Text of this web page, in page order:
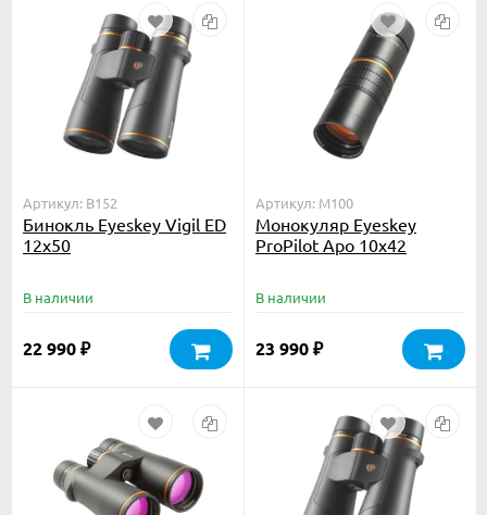
Артикул: B152
Бинокль Eyeskey Vigil ED
12x50
В наличии
22 990 ₽
Артикул: M100
Монокуляр Eyeskey
ProPilot Apo 10x42
В наличии
23 990 ₽